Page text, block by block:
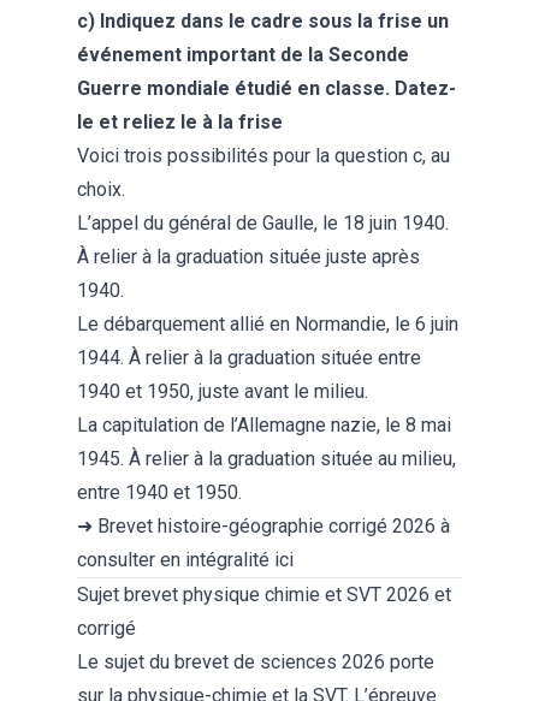
c) Indiquez dans le cadre sous la frise un
événement important de la Seconde
Guerre mondiale étudié en classe. Datez-
le et reliez le à la frise
Voici trois possibilités pour la question c, au
choix.
L’appel du général de Gaulle, le 18 juin 1940.
À relier à la graduation située juste après
1940.
Le débarquement allié en Normandie, le 6 juin
1944. À relier à la graduation située entre
1940 et 1950, juste avant le milieu.
La capitulation de l’Allemagne nazie, le 8 mai
1945. À relier à la graduation située au milieu,
entre 1940 et 1950.
➜ Brevet histoire-géographie corrigé 2026 à
consulter en intégralité ici
Sujet brevet physique chimie et SVT 2026 et
corrigé
Le sujet du brevet de sciences 2026 porte
sur la physique-chimie et la SVT. L’épreuve